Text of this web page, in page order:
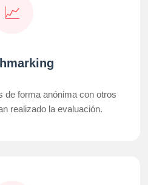
📈
de forma anónima con otros
realizado la evaluación.